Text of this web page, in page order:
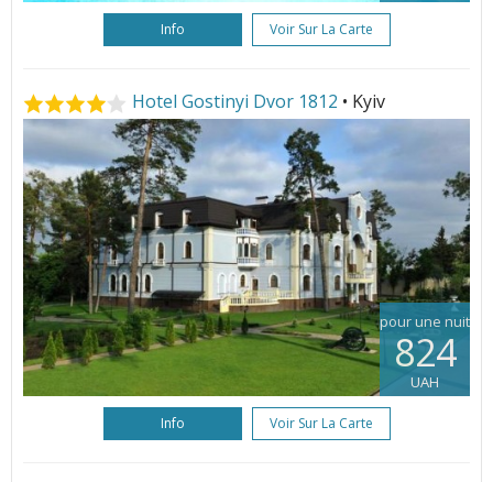
Info Voir Sur La Carte
Hotel Gostinyi Dvor 1812 • Kyiv
pour une nuit
824
UAH
Info Voir Sur La Carte